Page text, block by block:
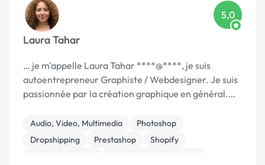
Laura Tahar
5,0
… je m'appelle Laura Tahar ****@****, je suis
autoentrepreneur Graphiste / Webdesigner. Je suis
passionnée par la création graphique en général.
Audio, Video, Multimedia
Photoshop
Dropshipping
Prestashop
Shopify